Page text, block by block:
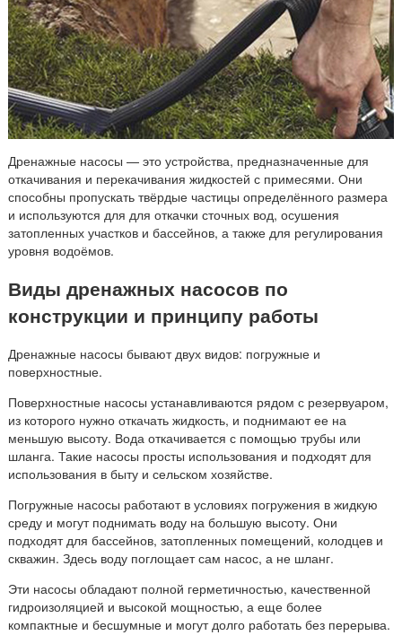
Дренажные насосы — это устройства, предназначенные для
откачивания и перекачивания жидкостей с примесями. Они
способны пропускать твёрдые частицы определённого размера
и используются для для откачки сточных вод, осушения
затопленных участков и бассейнов, а также для регулирования
уровня водоёмов.
Виды дренажных насосов по
конструкции и принципу работы
Дренажные насосы бывают двух видов: погружные и
поверхностные.
Поверхностные насосы устанавливаются рядом с резервуаром,
из которого нужно откачать жидкость, и поднимают ее на
меньшую высоту. Вода откачивается с помощью трубы или
шланга. Такие насосы просты использования и подходят для
использования в быту и сельском хозяйстве.
Погружные насосы работают в условиях погружения в жидкую
среду и могут поднимать воду на большую высоту. Они
подходят для бассейнов, затопленных помещений, колодцев и
скважин. Здесь воду поглощает сам насос, а не шланг.
Эти насосы обладают полной герметичностью, качественной
гидроизоляцией и высокой мощностью, а еще более
компактные и бесшумные и могут долго работать без перерыва.